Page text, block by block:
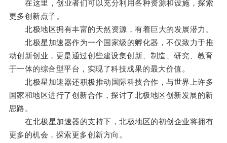
在这里，创业者们可以充分利用各种资源和设施，探索
更多创新点子。
北极地区拥有丰富的天然资源，有着巨大的发展潜力。
北极星加速器作为一个国家级的孵化器，不仅致力于推
动创新创业，更是通过创些建设集创新、制造、研究、教育
于一体的综合型平台，实现了科技成果的最大价值。
北极星加速器还积极推动国际科技合作，与世界上许多
国家和地区进行了创新合作，探讨了北极地区创新发展的新
思路。
在北极星加速器的支持下，北极地区的初创企业将拥有
更多的机会，探索更多创新方向。